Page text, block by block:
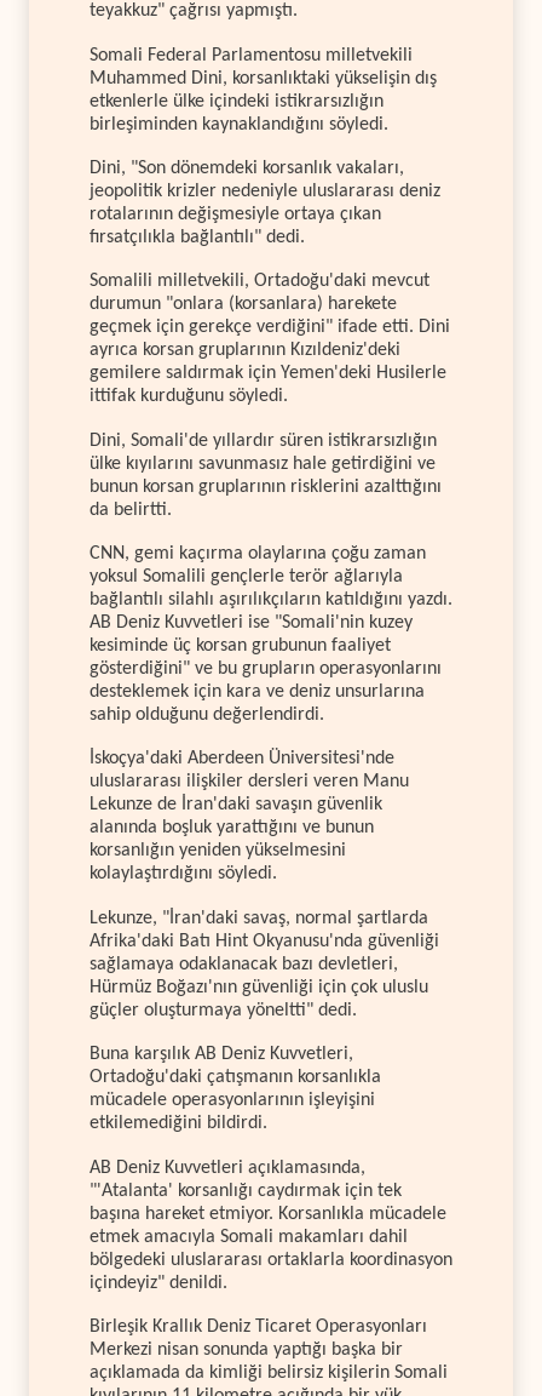
teyakkuz" çağrısı yapmıştı.
Somali Federal Parlamentosu milletvekili
Muhammed Dini, korsanlıktaki yükselişin dış
etkenlerle ülke içindeki istikrarsızlığın
birleşiminden kaynaklandığını söyledi.
Dini, "Son dönemdeki korsanlık vakaları,
jeopolitik krizler nedeniyle uluslararası deniz
rotalarının değişmesiyle ortaya çıkan
fırsatçılıkla bağlantılı" dedi.
Somalili milletvekili, Ortadoğu'daki mevcut
durumun "onlara (korsanlara) harekete
geçmek için gerekçe verdiğini" ifade etti. Dini
ayrıca korsan gruplarının Kızıldeniz'deki
gemilere saldırmak için Yemen'deki Husilerle
ittifak kurduğunu söyledi.
Dini, Somali'de yıllardır süren istikrarsızlığın
ülke kıyılarını savunmasız hale getirdiğini ve
bunun korsan gruplarının risklerini azalttığını
da belirtti.
CNN, gemi kaçırma olaylarına çoğu zaman
yoksul Somalili gençlerle terör ağlarıyla
bağlantılı silahlı aşırılıkçıların katıldığını yazdı.
AB Deniz Kuvvetleri ise "Somali'nin kuzey
kesiminde üç korsan grubunun faaliyet
gösterdiğini" ve bu grupların operasyonlarını
desteklemek için kara ve deniz unsurlarına
sahip olduğunu değerlendirdi.
İskoçya'daki Aberdeen Üniversitesi'nde
uluslararası ilişkiler dersleri veren Manu
Lekunze de İran'daki savaşın güvenlik
alanında boşluk yarattığını ve bunun
korsanlığın yeniden yükselmesini
kolaylaştırdığını söyledi.
Lekunze, "İran'daki savaş, normal şartlarda
Afrika'daki Batı Hint Okyanusu'nda güvenliği
sağlamaya odaklanacak bazı devletleri,
Hürmüz Boğazı'nın güvenliği için çok uluslu
güçler oluşturmaya yöneltti" dedi.
Buna karşılık AB Deniz Kuvvetleri,
Ortadoğu'daki çatışmanın korsanlıkla
mücadele operasyonlarının işleyişini
etkilemediğini bildirdi.
AB Deniz Kuvvetleri açıklamasında,
"'Atalanta' korsanlığı caydırmak için tek
başına hareket etmiyor. Korsanlıkla mücadele
etmek amacıyla Somali makamları dahil
bölgedeki uluslararası ortaklarla koordinasyon
içindeyiz" denildi.
Birleşik Krallık Deniz Ticaret Operasyonları
Merkezi nisan sonunda yaptığı başka bir
açıklamada da kimliği belirsiz kişilerin Somali